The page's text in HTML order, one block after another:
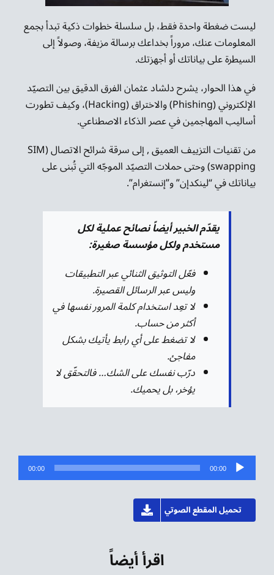
ليست ضغطة واحدة فقط، بل سلسلة خطوات ذكية تبدأ بجمع
المعلومات عنك، مروراً بخداعك برسالة مزيفة، وصولاً إلى
السيطرة على بياناتك أو أجهزتك.
في هذا الحوار، يشرح دلشاد عثمان الفرق الدقيق بين التصيّد
الإلكتروني (Phishing) والاختراق (Hacking)، وكيف تطورت
أساليب المهاجمين في عصر الذكاء الاصطناعي.
من تقنيات التزييف العميق , إلى سرقة شرائح الاتصال (SIM
swapping) وحتى حملات التصيّد الموجّه التي تُبنى على
بياناتك في “لينكدإن” و”إنستغرام”.
يقدّم الخبير أيضاً نصائح عملية لكل
مستخدم ولكل مؤسسة صغيرة:
فعّل التوثيق الثنائي عبر التطبيقات
وليس عبر الرسائل القصيرة.
لا تعِد استخدام كلمة المرور نفسها في
أكثر من حساب.
لا تضغط على أي رابط يأتيك بشكل
مفاجئ.
درّب نفسك على الشك… فالتحقّق لا
يؤخر، بل يحميك.
مشغل
الصوت
00:00
00:00
تحميل المقطع الصوتي
اقرأ أيضاً